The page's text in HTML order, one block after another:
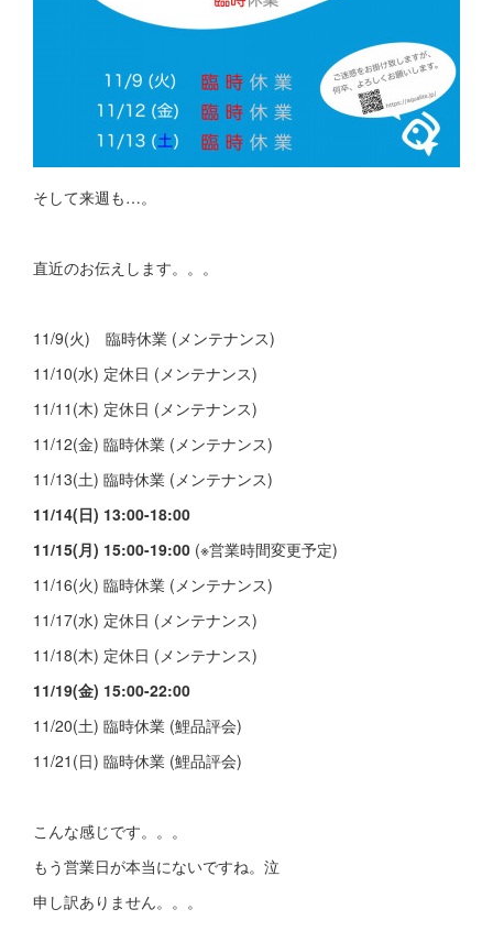
そして来週も…。
直近のお伝えします。。。
11/9(火) 臨時休業 (メンテナンス)
11/10(水) 定休日 (メンテナンス)
11/11(木) 定休日 (メンテナンス)
11/12(金) 臨時休業 (メンテナンス)
11/13(土) 臨時休業 (メンテナンス)
11/14(日) 13:00-18:00
11/15(月) 15:00-19:00 (※営業時間変更予定)
11/16(火) 臨時休業 (メンテナンス)
11/17(水) 定休日 (メンテナンス)
11/18(木) 定休日 (メンテナンス)
11/19(金) 15:00-22:00
11/20(土) 臨時休業 (鯉品評会)
11/21(日) 臨時休業 (鯉品評会)
こんな感じです。。。
もう営業日が本当にないですね。泣
申し訳ありません。。。